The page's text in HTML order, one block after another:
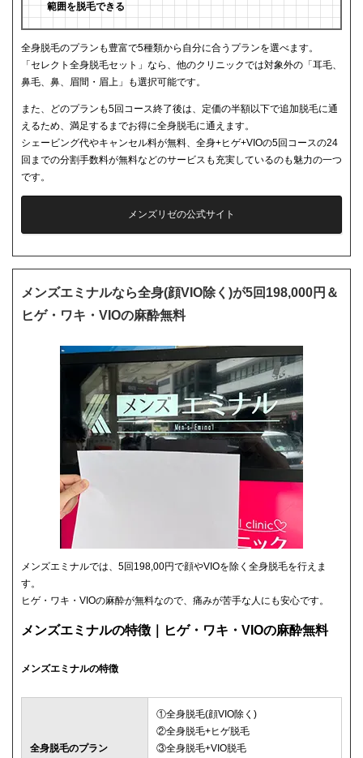
範囲を脱毛できる
全身脱毛のプランも豊富で5種類から自分に合うプランを選べます。
「セレクト全身脱毛セット」なら、他のクリニックでは対象外の「耳毛、
鼻毛、鼻、眉間・眉上」も選択可能です。
また、どのプランも5回コース終了後は、定価の半額以下で追加脱毛に通
えるため、満足するまでお得に全身脱毛に通えます。
シェービング代やキャンセル料が無料、全身+ヒゲ+VIOの5回コースの24
回までの分割手数料が無料などのサービスも充実しているのも魅力の一つ
です。
メンズリゼの公式サイト
メンズエミナルなら全身(顔VIO除く)が5回198,000円＆
ヒゲ・ワキ・VIOの麻酔無料
メンズエミナルでは、5回198,00円で顔やVIOを除く全身脱毛を行えま
す。
ヒゲ・ワキ・VIOの麻酔が無料なので、痛みが苦手な人にも安心です。
メンズエミナルの特徴｜ヒゲ・ワキ・VIOの麻酔無料
メンズエミナルの特徴
全身脱毛のプラン
①全身脱毛(顔VIO除く)
②全身脱毛+ヒゲ脱毛
③全身脱毛+VIO脱毛